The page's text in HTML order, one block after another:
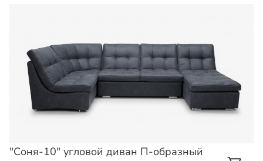
"Соня-10" угловой диван П-образный